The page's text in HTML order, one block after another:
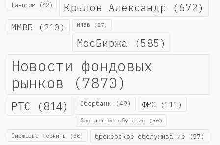
Газпром (42) Крылов Александр (672)
ММВБ (210) ММВБ (27)
МосБиржа (585)
Новости фондовых
рынков (7870)
РТС (814) Сбербанк (49) ФРС (111)
бесплатное обучение (36)
биржевые термины (30) брокерское обслуживание (57)